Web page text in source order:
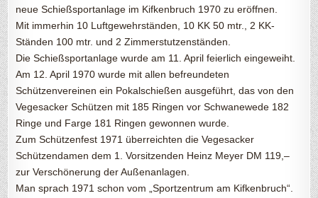
neue Schießsportanlage im Kifkenbruch 1970 zu eröffnen.
Mit immerhin 10 Luftgewehrständen, 10 KK 50 mtr., 2 KK-
Ständen 100 mtr. und 2 Zimmerstutzenständen.
Die Schießsportanlage wurde am 11. April feierlich eingeweiht.
Am 12. April 1970 wurde mit allen befreundeten
Schützenvereinen ein Pokalschießen ausgeführt, das von den
Vegesacker Schützen mit 185 Ringen vor Schwanewede 182
Ringe und Farge 181 Ringen gewonnen wurde.
Zum Schützenfest 1971 überreichten die Vegesacker
Schützendamen dem 1. Vorsitzenden Heinz Meyer DM 119,–
zur Verschönerung der Außenanlagen.
Man sprach 1971 schon vom „Sportzentrum am Kifkenbruch“.